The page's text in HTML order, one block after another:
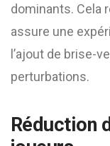
dominants. Cela
assure une
l’ajout de brise-
perturbations.
Réduction